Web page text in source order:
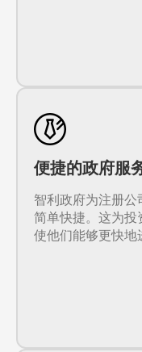
便捷的政府服
智利政府为注册
简单快捷。这为投
使他们能够更快地